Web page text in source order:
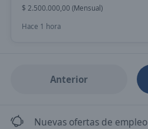
$ 2.500.000,00 (Mensual)
Hace 1 hora
Anterior
Nuevas ofertas de empleo